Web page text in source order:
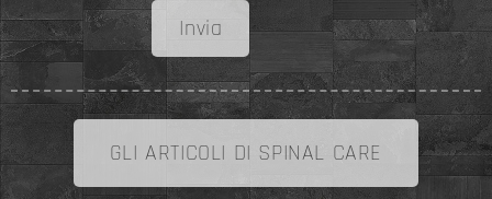
Invia
GLI ARTICOLI DI SPINAL CARE